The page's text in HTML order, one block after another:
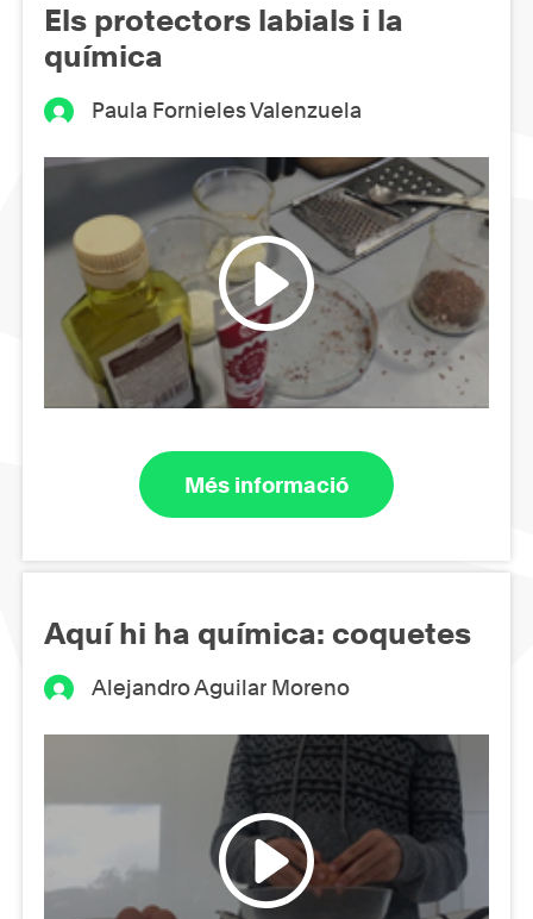
Els protectors labials i la
química
Paula Fornieles Valenzuela
Més informació
Aquí hi ha química: coquetes
Alejandro Aguilar Moreno